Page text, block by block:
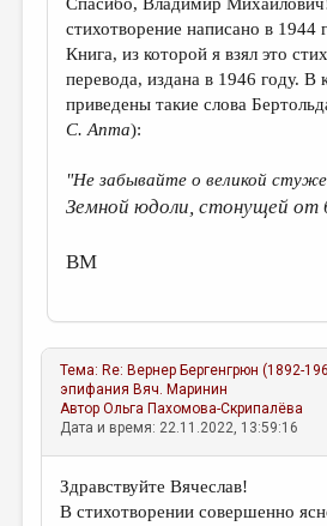
стихотворение написано в 1944
Книга, из которой я взял это
перевода, издана в 1946 году. В
приведены такие слова
С. Апта):
"Не забывайте о великой стуже
Земной юдоли, стонущей от
ВМ
Тема: Re: Вернер Бергенгрюн (1892-
эпифания Вяч. Маринин
АвторОльга Пахомова-Скрипалёва
Дата и время: 22.11.2022, 13:59:16
Здравствуйте Вячеслав!
В стихотворении совершенно